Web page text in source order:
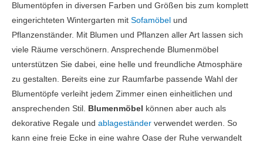
Blumentöpfen in diversen Farben und Größen bis zum komplett
eingerichteten Wintergarten mit Sofamöbel und
Pflanzenständer. Mit Blumen und Pflanzen aller Art lassen sich
viele Räume verschönern. Ansprechende Blumenmöbel
unterstützen Sie dabei, eine helle und freundliche Atmosphäre
zu gestalten. Bereits eine zur Raumfarbe passende Wahl der
Blumentöpfe verleiht jedem Zimmer einen einheitlichen und
ansprechenden Stil. Blumenmöbel können aber auch als
dekorative Regale und ablageständer verwendet werden. So
kann eine freie Ecke in eine wahre Oase der Ruhe verwandelt